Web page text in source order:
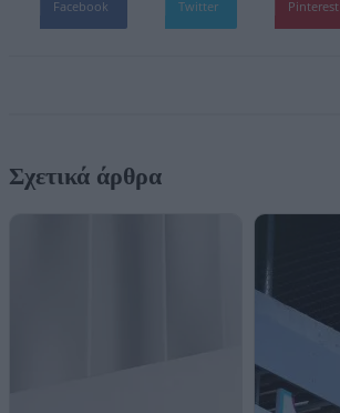
Facebook Twitter Pinterest
Σχετικά άρθρα